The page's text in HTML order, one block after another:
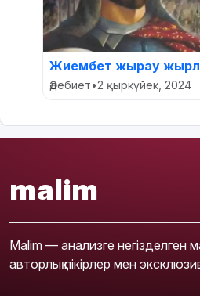
Жиембет жырау
Әдебиет•2 қыркүйек, 2024
malim
Malim — анализге негізделген
авторлық пікірлер мен